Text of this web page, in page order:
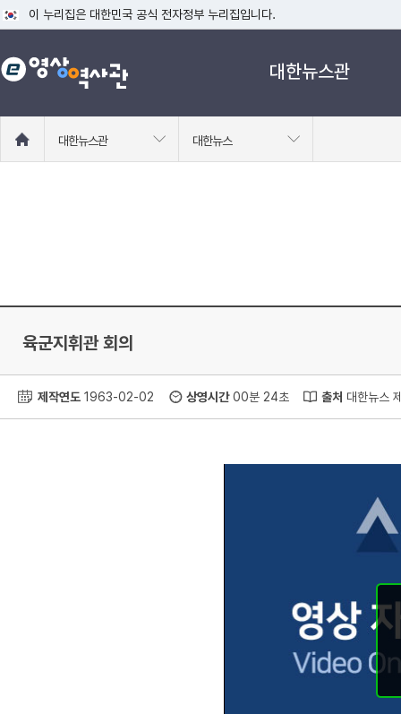
이 누리집은 대한민국 공식 전자정부 누리집입니다.
공식 누리집 주소 확인하기
go.kr 주소를 사용하는 누리집은 대한민국 정부기관이 관리하는 누리집입니
대한뉴스관
로
대한뉴스관 대한뉴스
육군지휘관 회의
제작연도 1963-02-02 상영시간00분 24초 출처 대한뉴스